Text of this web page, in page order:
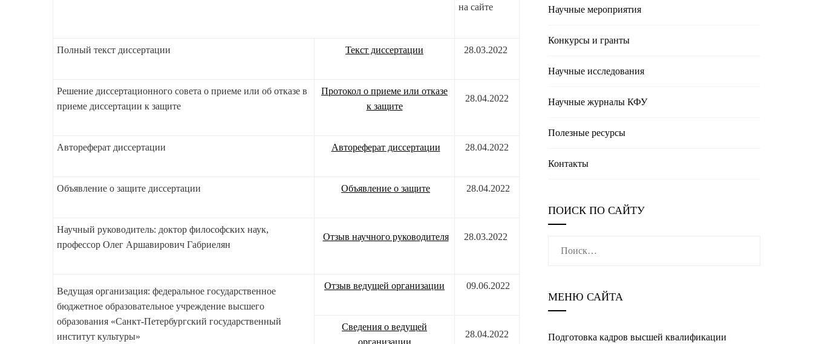
на сайте
Полный текст диссертации Текст диссертации 28.03.2022
Решение диссертационного совета о приеме или об отказе в
приеме диссертации к защите
Протокол о приеме или отказе
к защите
28.04.2022
Автореферат диссертации Автореферат диссертации 28.04.2022
Объявление о защите диссертации Объявление о защите 28.04.2022
Научный руководитель: доктор философских наук,
профессор Олег Аршавирович Габриелян
Отзыв научного руководителя 28.03.2022
Ведущая организация: федеральное государственное
бюджетное образовательное учреждение высшего
образования «Санкт-Петербургский государственный
институт культуры»
Отзыв ведущей организации 09.06.2022
Сведения о ведущей
28.04.2022
Научные мероприятия
Конкурсы и гранты
Научные исследования
Научные журналы КФУ
Полезные реcурсы
Контакты
ПОИСК ПО САЙТУ
МЕНЮ САЙТА
Подготовка кадров высшей квалификации